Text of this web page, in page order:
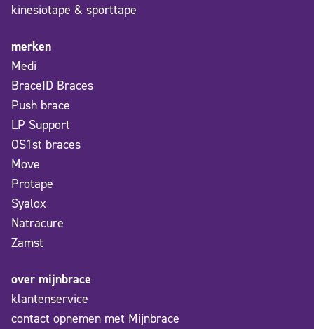
kinesiotape & sporttape
merken
Medi
BraceID Braces
Push brace
LP Support
OS1st braces
Move
Protape
Syalox
Natracure
Zamst
over mijnbrace
klantenservice
contact opnemen met Mijnbrace